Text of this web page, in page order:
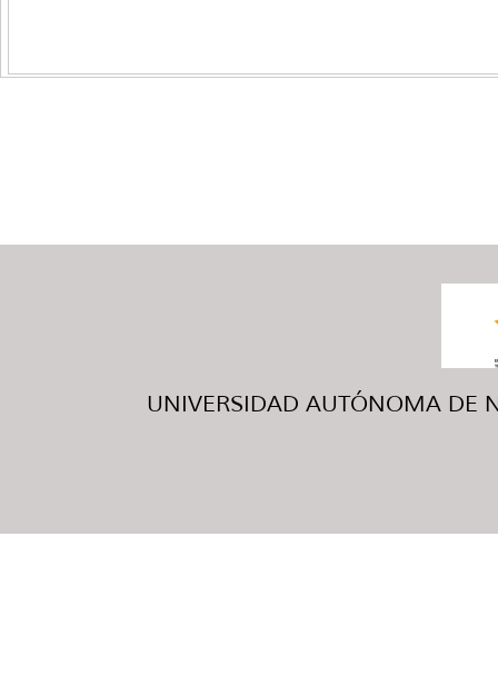
UNIVERSIDAD AUTÓNOMA DE